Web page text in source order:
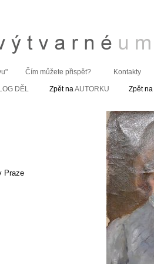
Čím můžete přispět? Kontakty
DĚL Zpět naAUTORKU Zpět na
Praze